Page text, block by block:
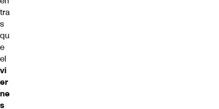
tra
s
qu
e
el
vi
er
ne
s